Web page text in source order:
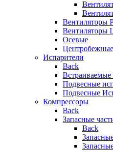
Вентиляторы
Вентиляторы
Осевые
Центробежные
Испарители
Back
Подвесные
Подвесные
Компрессоры
Back
Запасные
Back